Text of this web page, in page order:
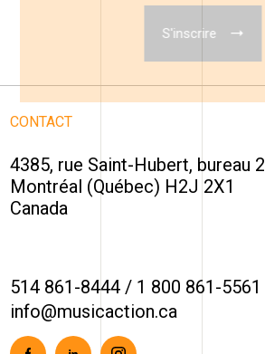
CONTACT
4385, rue Saint-Hubert, bureau 2
Montréal (Québec) H2J 2X1
Canada
514 861-8444 / 1 800 861-5561
info@musicaction.ca
FacebookLinkedinInstagram